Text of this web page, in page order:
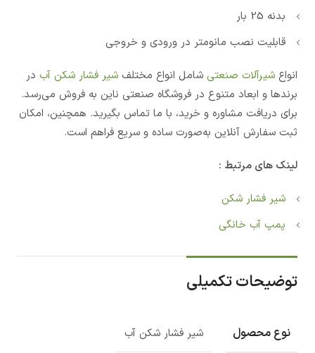
بدنه 25 بار
قابلیت نصب مانومتر در ورودی و خروجی
انواع شیرآلات صنعتی شامل انواع مختلف شیر فشار شکن آب در
برندها و ابعاد متنوع در فروشگاه صنعتی ناین به فروش می‌رسد.
برای دریافت مشاوره و خرید، با ما تماس بگیرید. همچنین، امکان
ثبت سفارش آنلاین به‌صورت ساده و سریع فراهم است.
لینک های مرتبط :
شیر فشار شکن
پمپ آب خانگی
توضیحات تکمیلی
نوع محصول شیر فشار شکن آب